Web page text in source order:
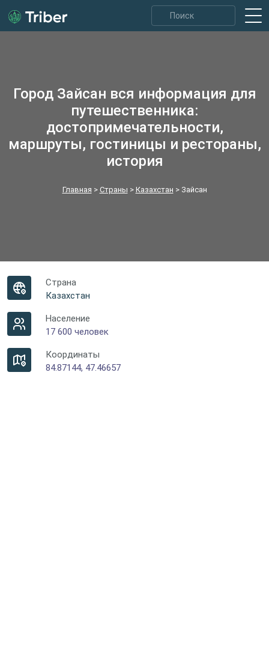
Город Зайсан вся информация для
путешественника:
достопримечательности,
маршруты, гостиницы и рестораны,
история
Главная > Страны > Казахстан > Зайсан
Страна
Казахстан
Население
17 600 человек
Координаты
84.87144, 47.46657